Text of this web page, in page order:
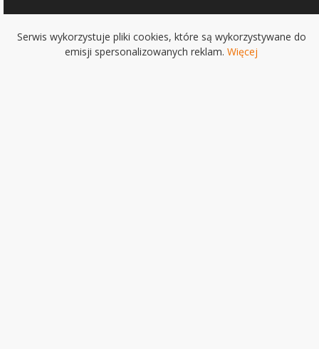
Serwis wykorzystuje pliki cookies, które są wykorzystywane do
emisji spersonalizowanych reklam. Więcej